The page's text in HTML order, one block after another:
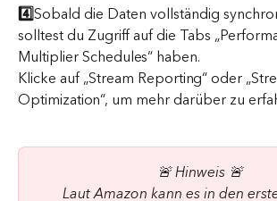
4️⃣Sobald die Daten vollständig
solltest du Zugriff auf die Tabs
Multiplier Schedules“ haben.
Klicke auf „Stream Reporting“ oder
Optimization“, um mehr darüber zu
🚨 Hinweis 🚨
Laut Amazon kann es in den